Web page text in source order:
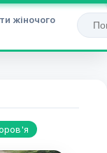
жіночого